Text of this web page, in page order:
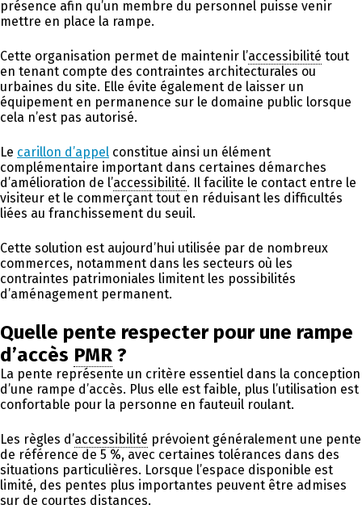
présence afin qu’un membre du personnel puisse venir
mettre en place la rampe.
Cette organisation permet de maintenir l’accessibilité tout
en tenant compte des contraintes architecturales ou
urbaines du site. Elle évite également de laisser un
équipement en permanence sur le domaine public lorsque
cela n’est pas autorisé.
Le carillon d’appel constitue ainsi un élément
complémentaire important dans certaines démarches
d’amélioration de l’accessibilité. Il facilite le contact entre le
visiteur et le commerçant tout en réduisant les difficultés
liées au franchissement du seuil.
Cette solution est aujourd’hui utilisée par de nombreux
commerces, notamment dans les secteurs où les
contraintes patrimoniales limitent les possibilités
d’aménagement permanent.
Quelle pente respecter pour une rampe
d’accès PMR ?
La pente représente un critère essentiel dans la conception
d’une rampe d’accès. Plus elle est faible, plus l’utilisation est
confortable pour la personne en fauteuil roulant.
Les règles d’accessibilité prévoient généralement une pente
de référence de 5 %, avec certaines tolérances dans des
situations particulières. Lorsque l’espace disponible est
limité, des pentes plus importantes peuvent être admises
sur de courtes distances.